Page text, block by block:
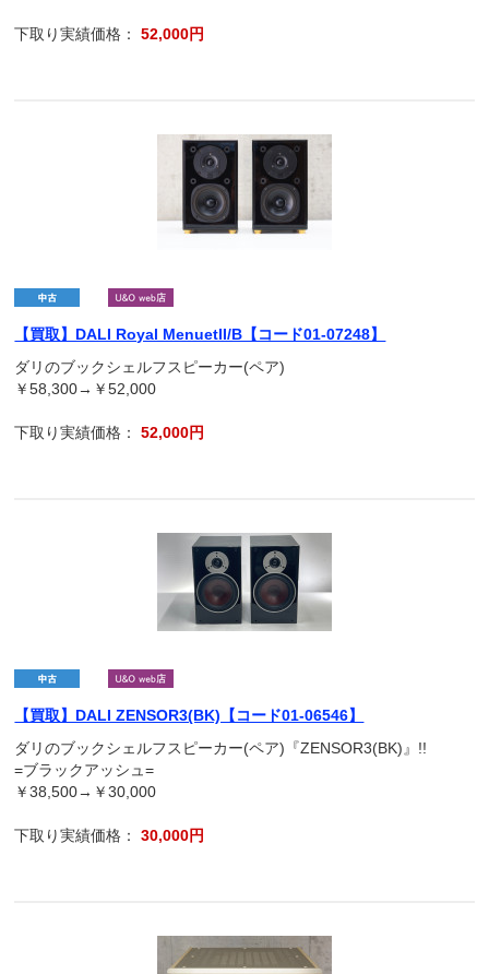
下取り実績価格：52,000円
【買取】DALI Royal MenuetII/B【コード01-07248】
ダリのブックシェルフスピーカー(ペア)
￥58,300→￥52,000
下取り実績価格：52,000円
【買取】DALI ZENSOR3(BK)【コード01-06546】
ダリのブックシェルフスピーカー(ペア)『ZENSOR3(BK)』!!
=ブラックアッシュ=
￥38,500→￥30,000
下取り実績価格：30,000円